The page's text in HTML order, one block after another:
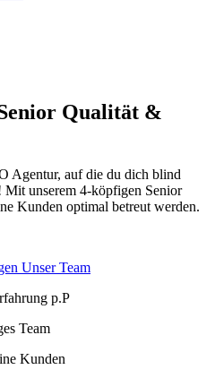
Qualität &
Agentur, auf die du dich blind
unserem 4-köpfigen Senior
Kunden optimal betreut werden.
Unser Team
p.P
Team
Kunden